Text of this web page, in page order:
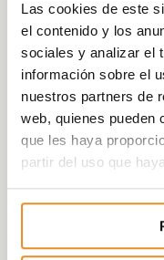
Las cookies de este
el contenido y los
sociales y analizar el
información sobre el
nuestros partners de
web, quienes pueden
que les haya
partir del uso que